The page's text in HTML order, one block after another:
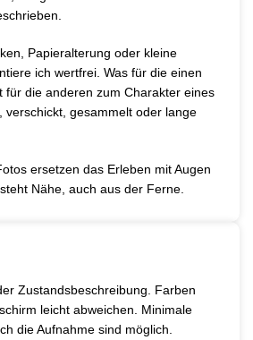
Papieralterung oder kleine
ich wertfrei. Was für die einen
für die anderen zum Charakter eines
verschickt, gesammelt oder lange
ersetzen das Erleben mit Augen
Nähe, auch aus der Ferne.
Zustandsbeschreibung. Farben
leicht abweichen. Minimale
die Aufnahme sind möglich.